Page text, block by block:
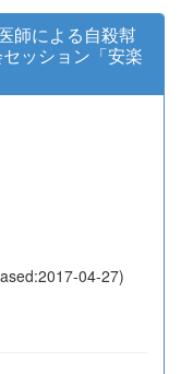
師による自殺幇
ッション「安楽
04-27)